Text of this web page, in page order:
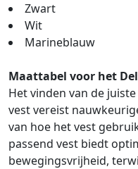
Zwart
Wit
Marineblauw
Maattabel voor het
Het vinden van de
vest vereist
van hoe het vest
passend vest biedt
bewegingsvrijheid,